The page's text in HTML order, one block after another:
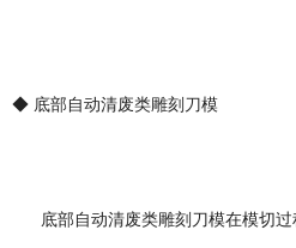
◆ 底部自动清废类雕刻刀模
底部自动清废类雕刻刀模在模切过